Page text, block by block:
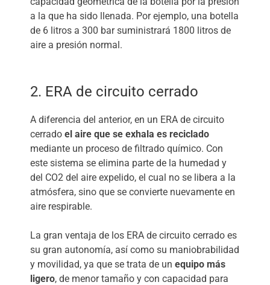
a la que ha sido llenada. Por ejemplo, una botella
de 6 litros a 300 bar suministrará 1800 litros de
aire a presión normal.
2. ERA de circuito cerrado
A diferencia del anterior, en un ERA de circuito
cerrado el aire que se exhala es reciclado
mediante un proceso de filtrado químico. Con
este sistema se elimina parte de la humedad y
del CO2 del aire expelido, el cual no se libera a la
atmósfera, sino que se convierte nuevamente en
aire respirable.
La gran ventaja de los ERA de circuito cerrado es
su gran autonomía, así como su maniobrabilidad
y movilidad, ya que se trata de un equipo más
ligero, de menor tamaño y con capacidad para